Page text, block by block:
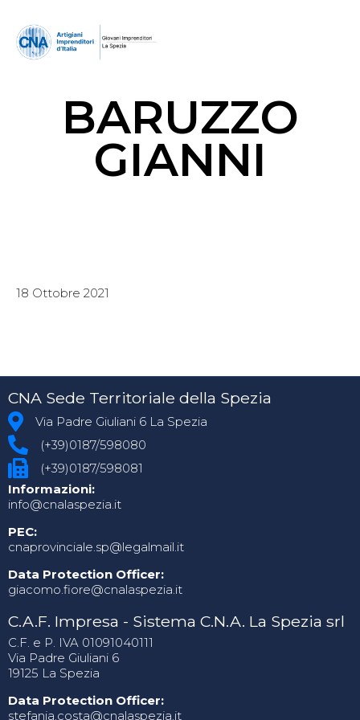
BARUZZO
GIANNI
18 Ottobre 2021
CNA Sede Territoriale della Spezia
Via Padre Giuliani 6 La Spezia
(+39)0187/598080
(+39)0187/598081
Informazioni:
info@cnalaspezia.it
PEC:
cnaprovinciale.sp@legalmail.it
Data Protection Officer:
giacomo.fiore@cnalaspezia.it
C.A.F. Impresa - Sistema C.N.A. La Spezia srl
C.F. e P. IVA 01091040111
Via Padre Giuliani 6
19125 La Spezia
Data Protection Officer:
stefania.costa@cnalaspezia.it